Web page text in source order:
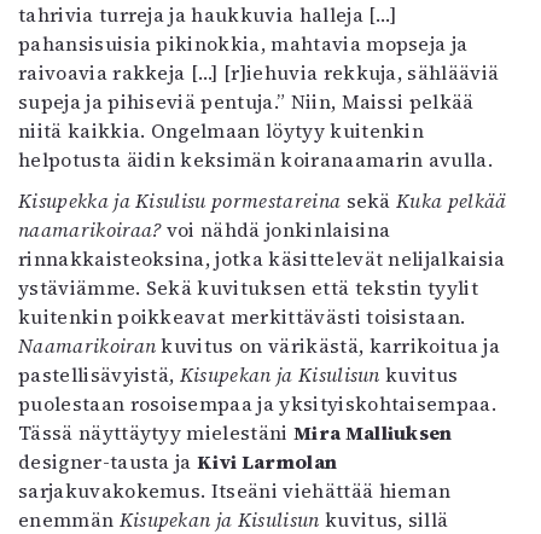
tahrivia turreja ja haukkuvia halleja […]
pahansisuisia pikinokkia, mahtavia mopseja ja
raivoavia rakkeja […] [r]iehuvia rekkuja, sählääviä
supeja ja pihiseviä pentuja.” Niin, Maissi pelkää
niitä kaikkia. Ongelmaan löytyy kuitenkin
helpotusta äidin keksimän koiranaamarin avulla.
Kisupekka ja Kisulisu pormestareina sekäKuka pelkää
naamarikoiraa?voi nähdä jonkinlaisina
rinnakkaisteoksina, jotka käsittelevät nelijalkaisia
ystäviämme. Sekä kuvituksen että tekstin tyylit
kuitenkin poikkeavat merkittävästi toisistaan.
Naamarikoirankuvitus on värikästä, karrikoitua ja
pastellisävyistä, Kisupekan ja Kisulisunkuvitus
puolestaan rosoisempaa ja yksityiskohtaisempaa.
Tässä näyttäytyy mielestäni Mira Malliuksen
designer-tausta jaKivi Larmolan
sarjakuvakokemus. Itseäni viehättää hieman
enemmän Kisupekan ja Kisulisun kuvitus, sillä